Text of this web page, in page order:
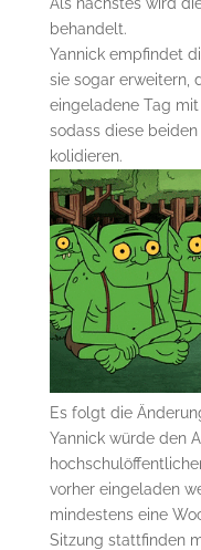
behandelt.
Yannick empfindet
sie sogar erweitern,
eingeladene Tag
sodass diese
kolidieren.
Es folgt die
Yannick würde den
vorher eingeladen
mindestens eine
Sitzung stattfinden